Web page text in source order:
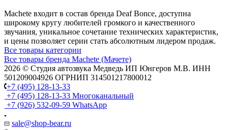
Machete входит в состав бренда Deaf Bonce, доступна
широкому кругу любителей громкого и качественного
звучания, уникальное сочетание технических характеристик,
и цены позволяет серии стать абсолютным лидером продаж.
Все товары категории
Все товары бренда Machete (Мачете)
2026 © Cтудия автозвука Медведь ИП Юнгеров М.В. ИНН
501209004926 ОГРНИП 314501217800012
+7 (495) 128-13-33
+7 (495) 128-13-33 Многоканальный
+7 (926) 532-09-59 WhatsApp
sale@shop-bear.ru